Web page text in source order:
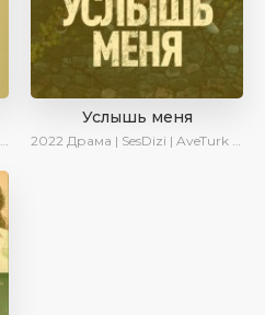
Услышь меня
2022 Драма | SesDizi | AveTurk | Turok1990